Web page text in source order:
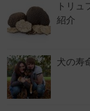
トリュ
紹介
犬の寿